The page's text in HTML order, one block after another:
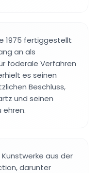
1975 fertiggestellt
an als
föderale Verfahren
es seinen
Beschluss,
und seinen
ehren.
aus der
darunter